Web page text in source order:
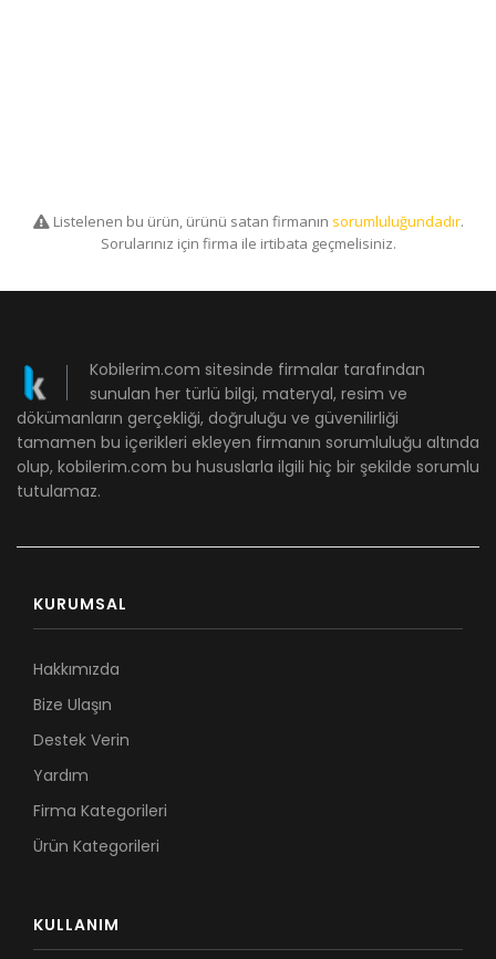
Listelenen bu ürün, ürünü satan firmanın sorumluluğundadır.
Sorularınız için firma ile irtibata geçmelisiniz.
Kobilerim.com sitesinde firmalar tarafından
sunulan her türlü bilgi, materyal, resim ve
dökümanların gerçekliği, doğruluğu ve güvenilirliği
tamamen bu içerikleri ekleyen firmanın sorumluluğu altında
olup, kobilerim.com bu hususlarla ilgili hiç bir şekilde sorumlu
tutulamaz.
KURUMSAL
Hakkımızda
Bize Ulaşın
Destek Verin
Yardım
Firma Kategorileri
Ürün Kategorileri
KULLANIM